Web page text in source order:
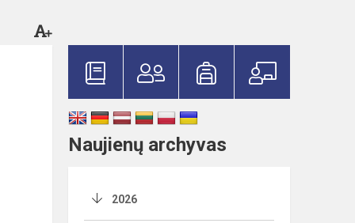
Naujienų archyvas
2026